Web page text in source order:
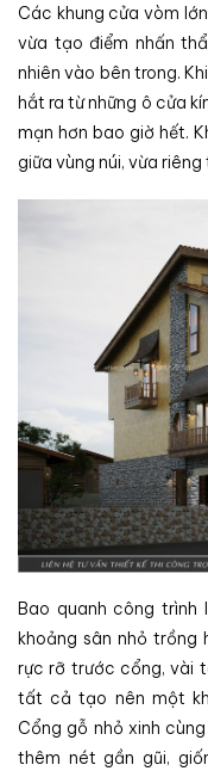
Các khung cửa vòm
vừa tạo điểm nhấn
nhiên vào bên trong.
hắt ra từ những ô cửa
mạn hơn bao giờ hết.
giữa vùng núi, vừa
Bao quanh công
khoảng sân nhỏ trồng
rực rỡ trước cổng, vài
tất cả tạo nên một
Cổng gỗ nhỏ xinh
thêm nét gần gũi,